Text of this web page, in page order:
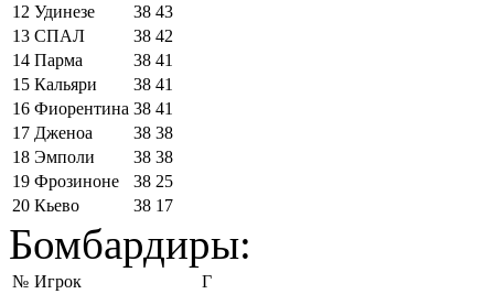
12 Удинезе 38 43
13 СПАЛ 38 42
14 Парма 38 41
15 Кальяри 38 41
16 Фиорентина 38 41
17 Дженоа 38 38
18 Эмполи 38 38
19 Фрозиноне 38 25
20 Кьево 38 17
Бомбардиры:
№ Игрок
Г